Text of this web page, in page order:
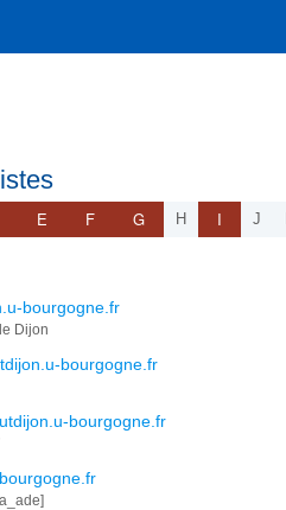
E F G H I J
bourgogne.fr
Dijon
bourgogne.fr
bourgogne.fr